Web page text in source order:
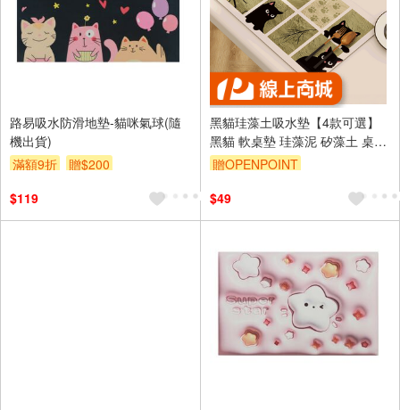
路易吸水防滑地墊-貓咪氣球(隨
機出貨)
滿額9折
贈$200
$119
黑貓珪藻土吸水墊【4款可選】
黑貓 軟桌墊 珪藻泥 矽藻土 桌墊
吸水墊 軟墊 珪藻軟土墊 隔熱墊
贈OPENPOINT
$49